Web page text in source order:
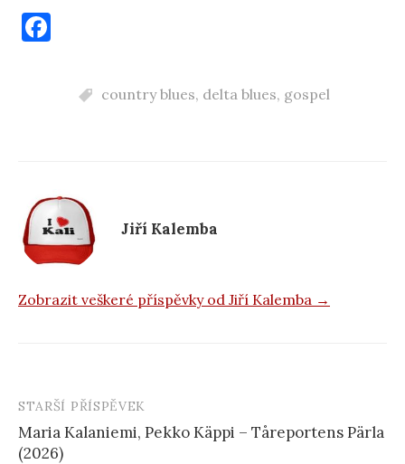
o
k
country blues, delta blues, gospel
Jiří Kalemba
Zobrazit veškeré příspěvky od Jiří Kalemba →
Navigace
příspěvku
STARŠÍ PŘÍSPĚVEK
Maria Kalaniemi, Pekko Käppi – Tåreportens Pärla
(2026)